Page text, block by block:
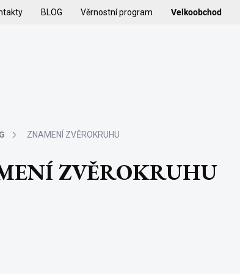
BLOG Věrnostní program Velkoobchod
ZNAMENÍ ZVĚROKRUHU
ZVĚROKRUHU